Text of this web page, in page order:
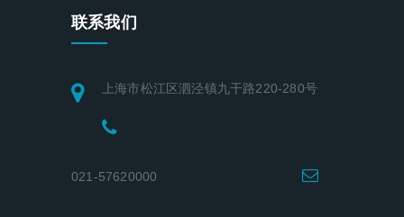
联系我们
上海市松江区泗泾镇九干路220-280号
021-57620000